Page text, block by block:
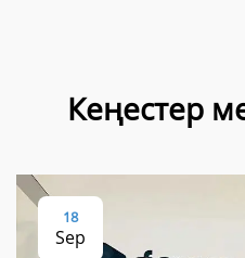
Кеңестер
18
Sep